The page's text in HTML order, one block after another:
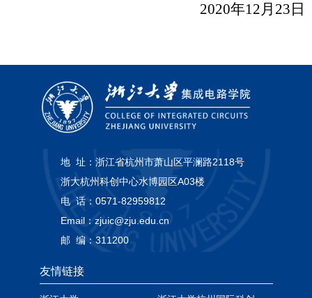
2020年12月 23 日
地 址： 浙江省杭州市萧山区平澜路2118号
浙大杭州科创中心水博园区A03楼
电 话： 0571-82959812
Email： zjuic@zju.edu.cn
邮 编： 311200
友情链接